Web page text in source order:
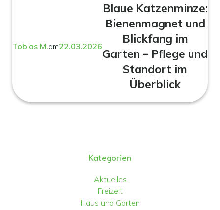
Tobias M.am22.03.2026
Blaue Katzenminze:
Bienenmagnet und
Blickfang im
Garten – Pflege und
Standort im
Überblick
Kategorien
Aktuelles
Freizeit
Haus und Garten